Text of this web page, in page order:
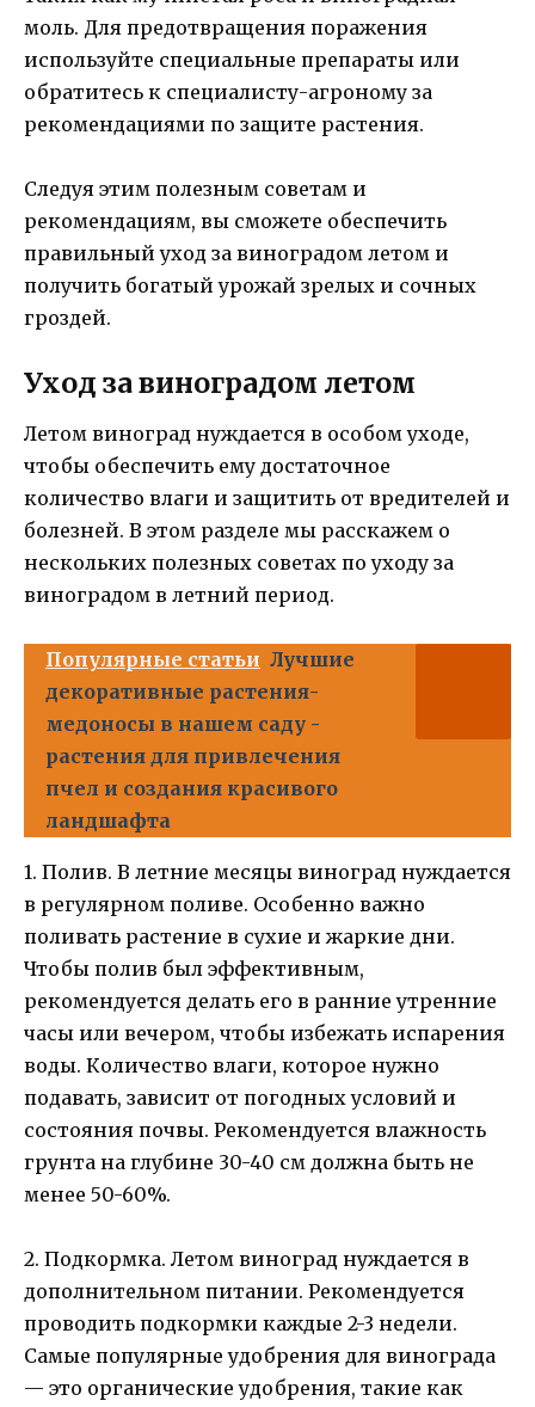
моль. Для предотвращения поражения
используйте специальные препараты или
обратитесь к специалисту-агроному за
рекомендациями по защите растения.
Следуя этим полезным советам и
рекомендациям, вы сможете обеспечить
правильный уход за виноградом летом и
получить богатый урожай зрелых и сочных
гроздей.
Уход за виноградом летом
Летом виноград нуждается в особом уходе,
чтобы обеспечить ему достаточное
количество влаги и защитить от вредителей и
болезней. В этом разделе мы расскажем о
нескольких полезных советах по уходу за
виноградом в летний период.
Популярные статьи Лучшие
декоративные растения-
медоносы в нашем саду -
растения для привлечения
пчел и создания красивого
ландшафта
1. Полив. В летние месяцы виноград нуждается
в регулярном поливе. Особенно важно
поливать растение в сухие и жаркие дни.
Чтобы полив был эффективным,
рекомендуется делать его в ранние утренние
часы или вечером, чтобы избежать испарения
воды. Количество влаги, которое нужно
подавать, зависит от погодных условий и
состояния почвы. Рекомендуется влажность
грунта на глубине 30-40 см должна быть не
менее 50-60%.
2. Подкормка. Летом виноград нуждается в
дополнительном питании. Рекомендуется
проводить подкормки каждые 2-3 недели.
Самые популярные удобрения для винограда
— это органические удобрения, такие как